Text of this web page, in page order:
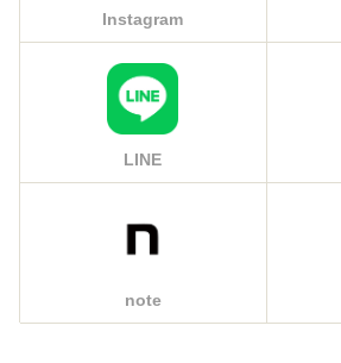
Instagram
LINE
note